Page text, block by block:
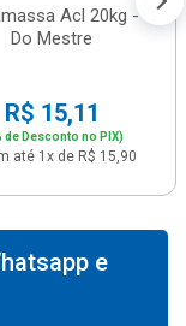
Acl 20kg -
Do Mestre
R$ 15,11
de Desconto no PIX)
até 1x de R$ 15,90
e